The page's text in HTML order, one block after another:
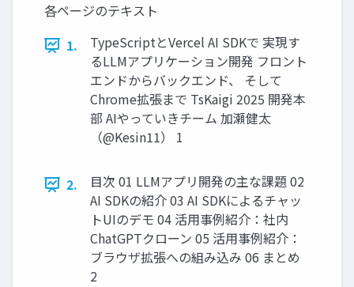
各ページのテキスト
1.
TypeScriptとVercel AI SDKで 実現す
るLLMアプリケーション開発 フロント
エンドからバックエンド、 そして
Chrome拡張まで TsKaigi 2025 開発本
部 AIやっていきチーム 加瀬健太
（@Kesin11） 1
2.
目次 01 LLMアプリ開発の主な課題 02
AI SDKの紹介 03 AI SDKによるチャッ
トUIのデモ 04 活用事例紹介：社内
ChatGPTクローン 05 活用事例紹介：
ブラウザ拡張への組み込み 06 まとめ
2